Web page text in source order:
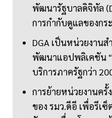
พัฒนารัฐบาลดิจิทัล
การกำกับดูแลของกร
DGA เป็นหน่วยงาน
พัฒนาแอปพลิเคชัน "
บริการภาครัฐกว่า
การย้ายหน่วยงานครั้
ของ รมว.ดีอี เพื่อรีเ